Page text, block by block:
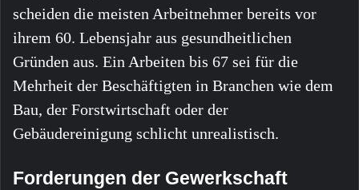
scheiden die meisten Arbeitnehmer bereits vor
ihrem 60. Lebensjahr aus gesundheitlichen
Gründen aus. Ein Arbeiten bis 67 sei für die
Mehrheit der Beschäftigten in Branchen wie dem
Bau, der Forstwirtschaft oder der
Gebäudereinigung schlicht unrealistisch.
Forderungen der Gewerkschaft